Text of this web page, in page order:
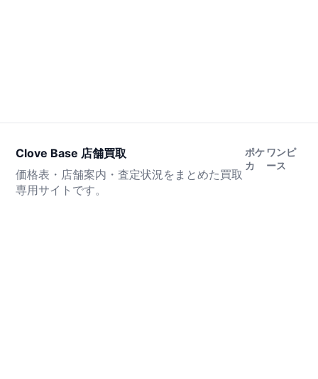
Clove Base 店舗買取
価格表・店舗案内・査定状況をまとめた買取
専用サイトです。
ポケ
カ
ワンピ
ース